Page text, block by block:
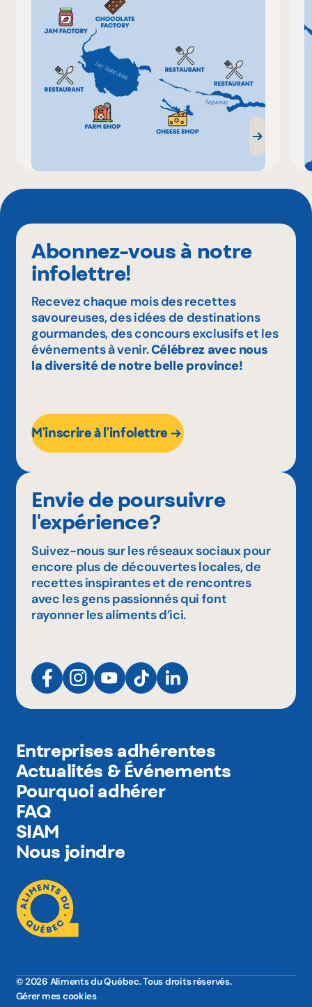
Abonnez-vous à notre
infolettre!
Recevez chaque mois des recettes
savoureuses, des idées de destinations
gourmandes, des concours exclusifs et les
événements à venir.Célébrez avec nous
la diversité de notre belle province!
M'inscrire à l'infolettre
Envie de poursuivre
l'expérience?
Suivez-nous sur les réseaux sociaux pour
encore plus de découvertes locales, de
recettes inspirantes et de rencontres
avec les gens passionnés qui font
rayonner les aliments d’ici.
Entreprises adhérentes
Actualités & Événements
Pourquoi adhérer
FAQ
SIAM
Nous joindre
© 2026 Aliments du Québec. Tous droits réservés.
Gérer mes cookies